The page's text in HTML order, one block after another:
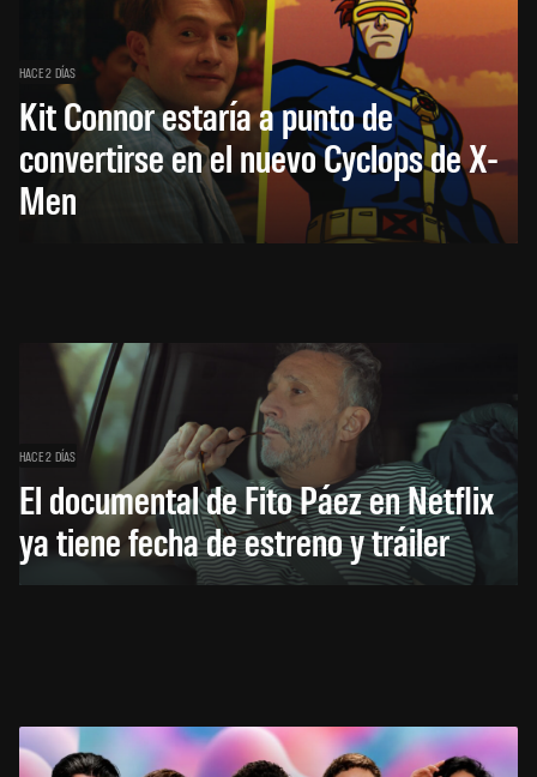
HACE 2 DÍAS
Kit Connor estaría a punto de
convertirse en el nuevo Cyclops de X-
Men
HACE 2 DÍAS
El documental de Fito Páez en Netflix
ya tiene fecha de estreno y tráiler